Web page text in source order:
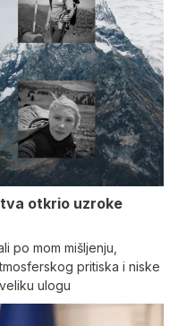
otkrio uzroke
po mom mišljenju,
pritiska i niske
ulogu